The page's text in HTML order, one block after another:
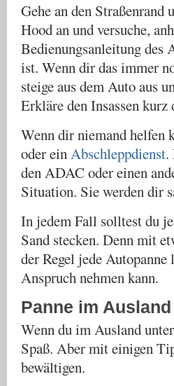
Gehe an den
Hood an und versuche,
Bedienungsanleitung des
ist. Wenn dir das immer
steige aus dem Auto aus
Erkläre den Insassen
Wenn dir niemand
oder einAbschleppdienst.
den ADAC oder einen
Situation. Sie werden dir
In jedem Fall solltest du
Sand stecken. Denn mit
der Regel jede
Anspruch nehmen kann.
Panne im Ausland
Wenn du im Ausland
Spaß. Aber mit einigen
bewältigen.